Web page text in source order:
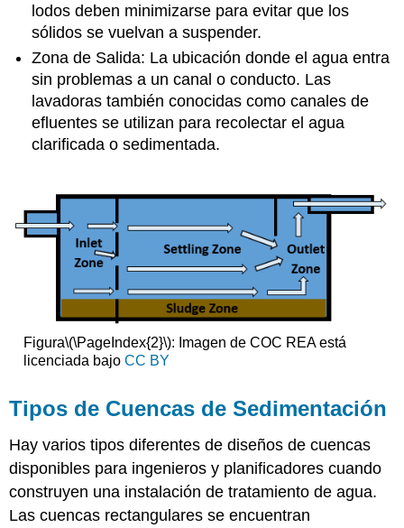
lodos deben minimizarse para evitar que los
sólidos se vuelvan a suspender.
Zona de Salida: La ubicación donde el agua entra
sin problemas a un canal o conducto. Las
lavadoras también conocidas como canales de
efluentes se utilizan para recolectar el agua
clarificada o sedimentada.
Figura\(\PageIndex{2}\): Imagen de COC REA está
licenciada bajo CC BY
Tipos de Cuencas de Sedimentación
Hay varios tipos diferentes de diseños de cuencas
disponibles para ingenieros y planificadores cuando
construyen una instalación de tratamiento de agua.
Las cuencas rectangulares se encuentran